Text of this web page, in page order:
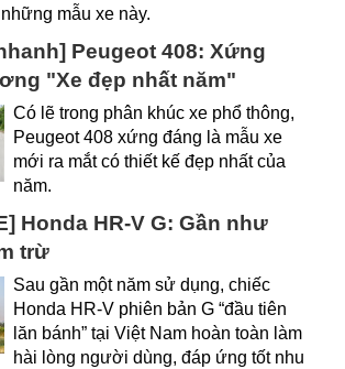
mẫu xe này.
Peugeot 408: Xứng
"Xe đẹp nhất năm"
Có lẽ trong phân khúc xe phổ thông,
Peugeot 408 xứng đáng là mẫu xe
mới ra mắt có thiết kế đẹp nhất của
năm.
Honda HR-V G: Gần như
trừ
Sau gần một năm sử dụng, chiếc
Honda HR-V phiên bản G “đầu tiên
lăn bánh” tại Việt Nam hoàn toàn làm
hài lòng người dùng, đáp ứng tốt nhu